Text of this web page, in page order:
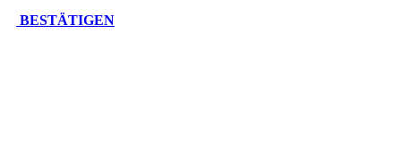
BESTÄTIGEN